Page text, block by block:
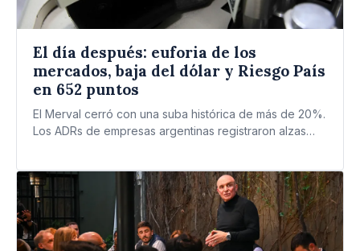
El día después: euforia de los
mercados, baja del dólar y Riesgo País
en 652 puntos
El Merval cerró con una suba histórica de más de 20%.
Los ADRs de empresas argentinas registraron alzas…